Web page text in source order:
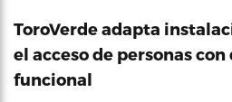
ToroVerde adapta
el acceso de personas
funcional